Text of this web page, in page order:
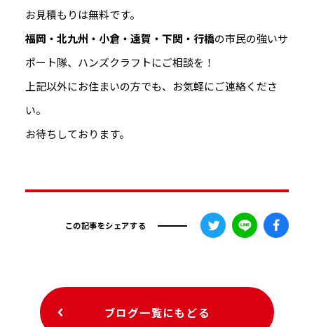
お見積もりは無料です。
福岡・北九州・小倉・遠賀・下関・行橋の市民の強いサ
ポート隊、ハンズクラフトにご相談を！
上記以外にお住まいの方でも、お気軽にご連絡くださ
い。
お待ちしております。
この記事をシェアする
ブログ一覧にもどる